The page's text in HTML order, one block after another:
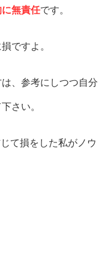
無責任です。
ですよ。
、参考にしつつ自分
さい。
て損をした私がノウ